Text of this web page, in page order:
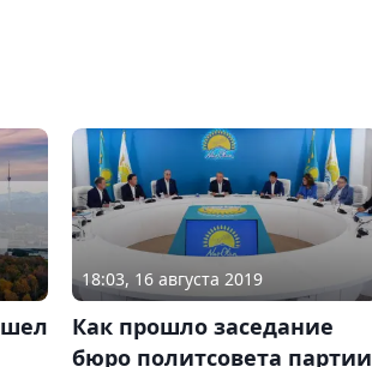
18:03, 16 августа 2019
Как прошло заседание
бюро политсовета партии